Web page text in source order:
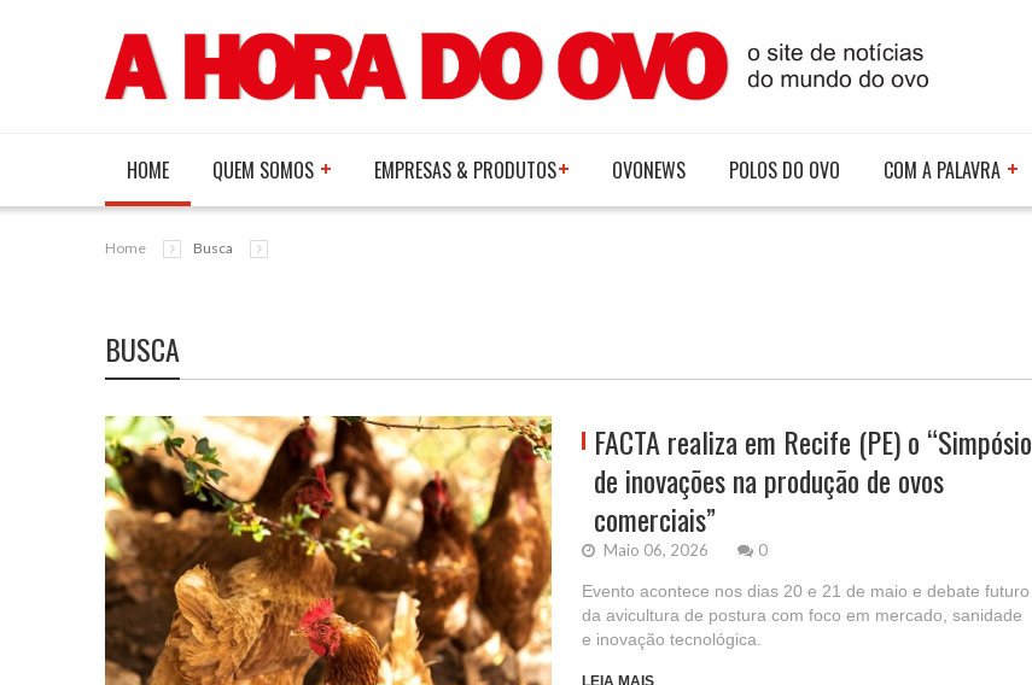
HOME QUEM SOMOS EMPRESAS & PRODUTOS OVONEWS POLOS DO OVO COM A PALAVRA
Home Busca
BUSCA
FACTA realiza em Recife (PE) o “Simpósio
de inovações na produção de ovos
comerciais”
Maio 06, 2026 0
Evento acontece nos dias 20 e 21 de maio e debate futuro
da avicultura de postura com foco em mercado, sanidade
e inovação tecnológica.
LEIA MAIS